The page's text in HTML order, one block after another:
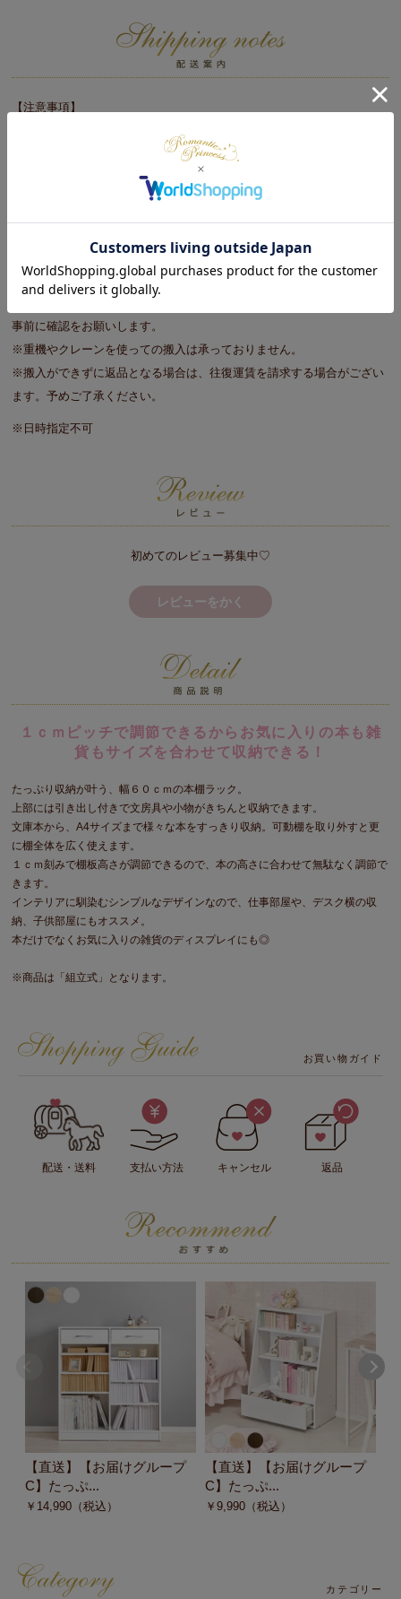
【注意事項】
※沖縄・離島へのお届けは行っておりません。
※北海道へのお届けは追加送料が発生いたします。
追加送料につきましては、当店より追加送料をお見積りのうえ、メー
ルにてご案内いたします。内容をご確認のうえ、1週間以内にご返信く
■大型商品をご注文の際の注意事項
事前に確認をお願いします。
※重機やクレーンを使っての搬入は承っておりません。
※搬入ができずに返品となる場合は、往復運賃を請求する場合がござい
ます。予めご了承ください。
※日時指定不可
初めてのレビュー募集中♡
レビューをかく
１ｃｍピッチで調節できるからお気に入りの本も雑
貨もサイズを合わせて収納できる！
たっぷり収納が叶う、幅６０ｃｍの本棚ラック。
上部には引き出し付きで文房具や小物がきちんと収納できます。
文庫本から、A4サイズまで様々な本をすっきり収納。可動棚を取り外すと更
に棚全体を広く使えます。
１ｃｍ刻みで棚板高さが調節できるので、本の高さに合わせて無駄なく調節で
きます。
インテリアに馴染むシンプルなデザインなので、仕事部屋や、デスク横の収
納、子供部屋にもオススメ。
本だけでなくお気に入りの雑貨のディスプレイにも◎
※商品は「組立式」となります。
お買い物ガイド
配送・送料 支払い方法 キャンセル 返品
【直送】【お届けグループ
C】たっぷ...
￥ 14,990 （税込）
【直送】【お届けグループ
C】たっぷ...
￥9,990 （税込）
カテゴリー